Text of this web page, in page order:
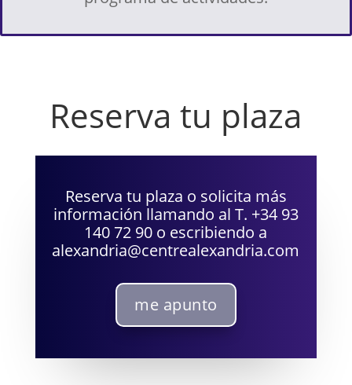
Reserva tu plaza
Reserva tu plaza o solicita más
información llamando al T. +34 93
140 72 90 o escribiendo a
alexandria@centrealexandria.com
me apunto